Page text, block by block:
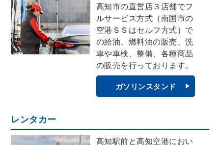
高知市の直営店３店舗でフ
ルサービス方式（南国市の
空港ＳＳはセルフ方式）で
の給油、燃料油の販売、洗
車や車検、整備、各種商品
の販売を行っております。
ガソリンスタンド
レンタカー
高知駅前と高知空港におい
会社情報
- 代表挨拶
- 会社概要
プライバシーポリシー